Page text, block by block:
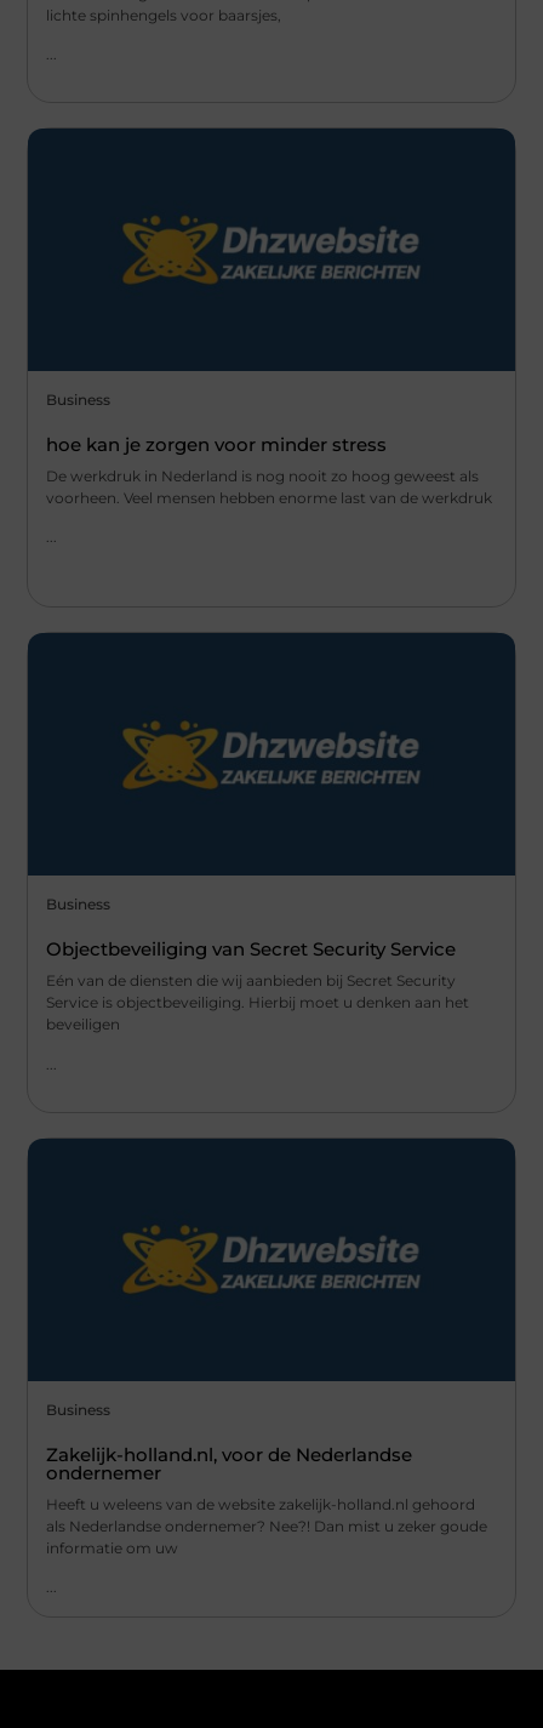
lichte spinhengels voor baarsjes,
Business
hoe kan je zorgen voor minder stress
De werkdruk in Nederland is nog nooit zo hoog geweest als
voorheen. Veel mensen hebben enorme last van de werkdruk
...
Business
Objectbeveiliging van Secret Security Service
Eén van de diensten die wij aanbieden bij Secret Security
Service is objectbeveiliging. Hierbij moet u denken aan het
beveiligen
Business
Zakelijk-holland.nl, voor de Nederlandse
ondernemer
Heeft u weleens van de website zakelijk-holland.nl gehoord
als Nederlandse ondernemer? Nee?! Dan mist u zeker goude
informatie om uw
...